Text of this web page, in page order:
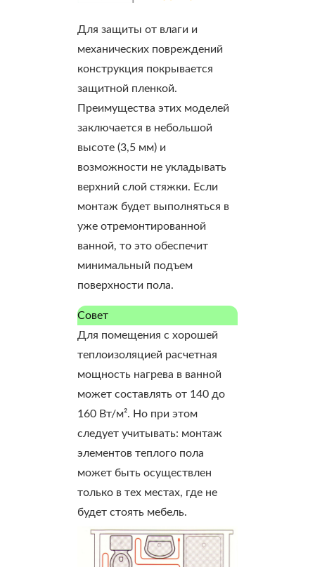
Для защиты от влаги и
механических повреждений
конструкция покрывается
защитной пленкой.
Преимущества этих моделей
заключается в небольшой
высоте (3,5 мм) и
возможности не укладывать
верхний слой стяжки. Если
монтаж будет выполняться в
уже отремонтированной
ванной, то это обеспечит
минимальный подъем
поверхности пола.
Совет
Для помещения с хорошей
теплоизоляцией расчетная
мощность нагрева в ванной
может составлять от 140 до
160 Вт/м². Но при этом
следует учитывать: монтаж
элементов теплого пола
может быть осуществлен
только в тех местах, где не
будет стоять мебель.